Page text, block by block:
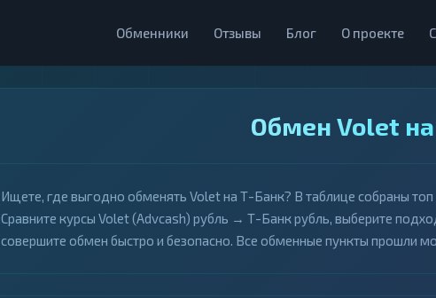
Обменники Отзывы Блог О проекте
Обмен Volet
Ищете, где выгодно обменять Volet на Т-Банк? В таблице собраны
Сравните курсы Volet (Advcash) рубль → Т-Банк рубль, выберите
совершите обмен быстро и безопасно. Все обменные пункты прошли